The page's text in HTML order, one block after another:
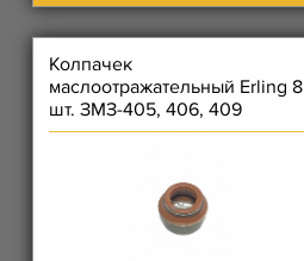
Колпачек
маслоотражательный Erling 8
шт. ЗМЗ-405, 406, 409